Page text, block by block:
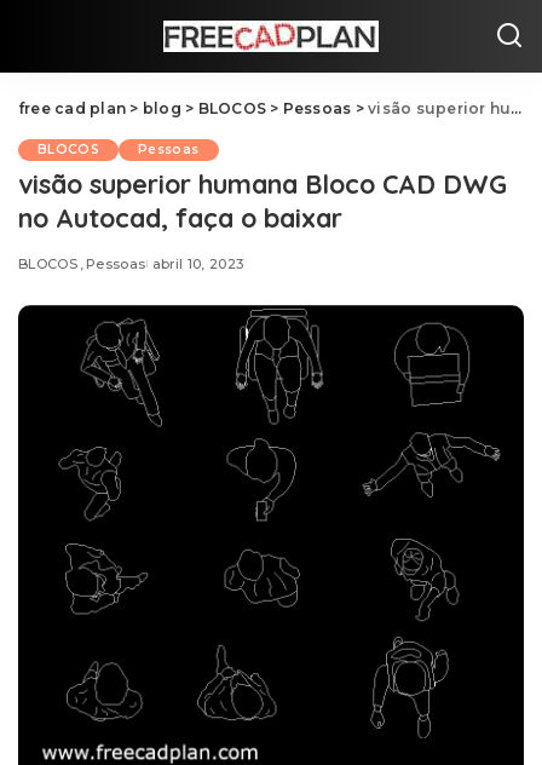
free cad plan > blog > BLOCOS > Pessoas >visão superior humana Bloco CAD DWG no Autocad, faça o baixar
BLOCOS Pessoas
visão superior humana Bloco CAD DWG
no Autocad, faça o baixar
BLOCOS Pessoas abril 10, 2023